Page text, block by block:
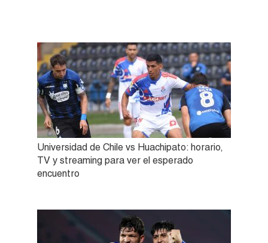
Universidad de Chile vs Huachipato: horario,
TV y streaming para ver el esperado
encuentro